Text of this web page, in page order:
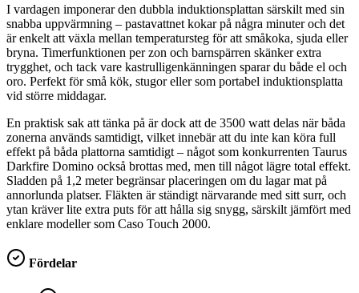
I vardagen imponerar den dubbla induktionsplattan särskilt med sin
snabba uppvärmning – pastavattnet kokar på några minuter och det
är enkelt att växla mellan temperatursteg för att småkoka, sjuda eller
bryna. Timerfunktionen per zon och barnspärren skänker extra
trygghet, och tack vare kastrulligenkänningen sparar du både el och
oro. Perfekt för små kök, stugor eller som portabel induktionsplatta
vid större middagar.
En praktisk sak att tänka på är dock att de 3500 watt delas när båda
zonerna används samtidigt, vilket innebär att du inte kan köra full
effekt på båda plattorna samtidigt – något som konkurrenten Taurus
Darkfire Domino också brottas med, men till något lägre total effekt.
Sladden på 1,2 meter begränsar placeringen om du lagar mat på
annorlunda platser. Fläkten är ständigt närvarande med sitt surr, och
ytan kräver lite extra puts för att hålla sig snygg, särskilt jämfört med
enklare modeller som Caso Touch 2000.
Fördelar